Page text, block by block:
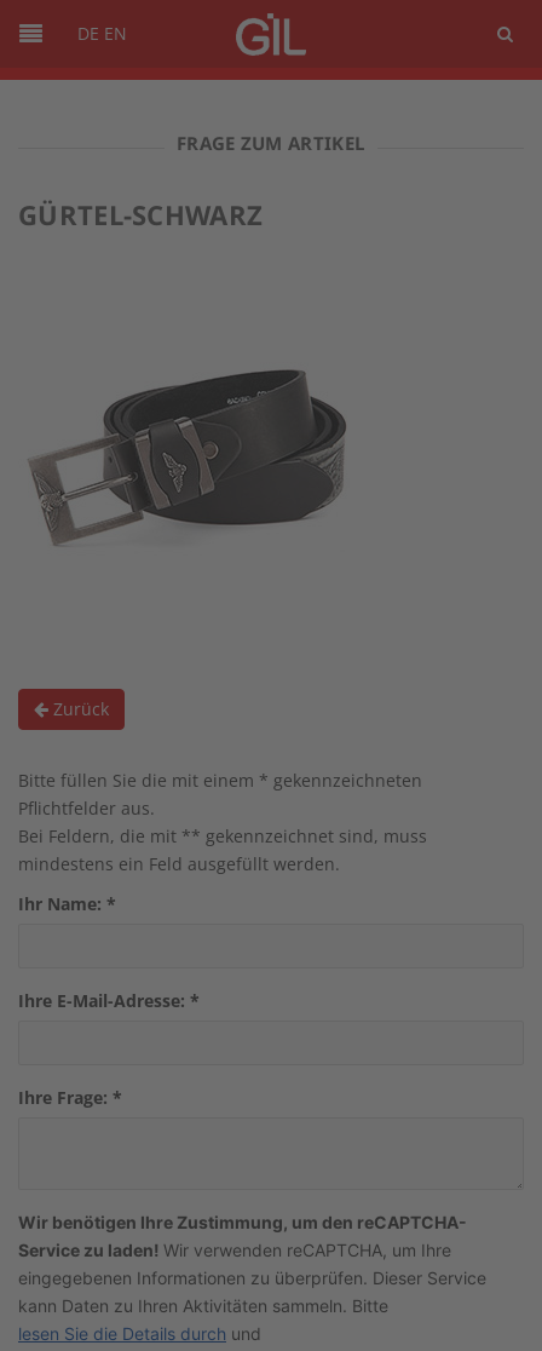
DE EN
FRAGE ZUM ARTIKEL
GÜRTEL-SCHWARZ
Zurück
Bitte füllen Sie die mit einem * gekennzeichneten
Pflichtfelder aus.
Bei Feldern, die mit ** gekennzeichnet sind, muss
mindestens ein Feld ausgefüllt werden.
Ihr Name: *
Ihre E-Mail-Adresse: *
Ihre Frage: *
Wir benötigen Ihre Zustimmung, um den reCAPTCHA-
Service zu laden! Wir verwenden reCAPTCHA, um Ihre
eingegebenen Informationen zu überprüfen. Dieser Service
kann Daten zu Ihren Aktivitäten sammeln. Bitte
lesen Sie die Details durch und